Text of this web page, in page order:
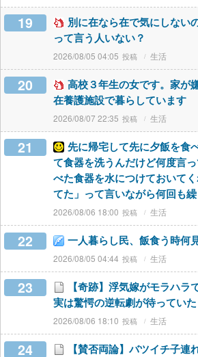
19
別に在なら在で気にしない
って言う人いない？
2026/08/05 04:05 生活
20
高校３年生の女です。家が
在養護施設で暮らしています
2026/08/07 22:35 生活
21
先に帰宅して先に夕飯を食
て食器を洗うんだけど何度言
べた食器を水につけておいて
てた」って言いながら何回も
2026/08/06 18:00 生活
22 一人暮らし民、飯食う時何
2026/08/05 04:44 生活
23
【奇跡】浮気嫁がモラハラ
実は驚愕の逆転劇が待ってい
2026/08/06 18:10 生活
24 【賛否両論】バツイチ子